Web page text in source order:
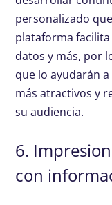
personalizado
plataforma
datos y más, por
que lo ayudarán
más atractivos y
su audiencia.
6.
con